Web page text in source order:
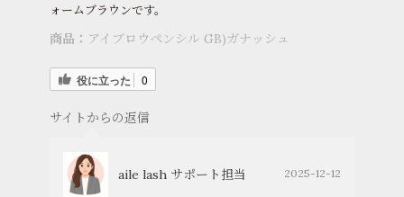
ォームブラウンです。
商品： アイブロウペンシル GB)ガナッシュ
役に立った 0
サイトからの返信
aile lash サポート担当 2025-12-12